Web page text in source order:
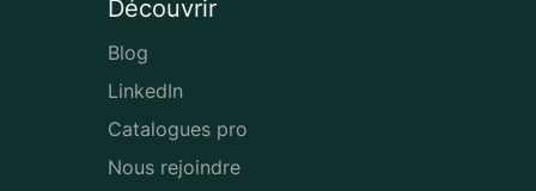
Découvrir
Blog
LinkedIn
Catalogues pro
Nous rejoindre